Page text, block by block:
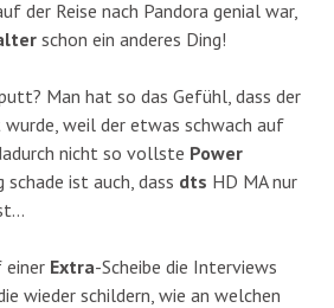
der Reise nach Pandora genial war,
schon ein anderes Ding!
Man hat so das Gefühl, dass der
weil der etwas schwach auf
nicht so vollste Power
ist auch, dass dts HD MA nur
einer Extra-Scheibe die Interviews
wieder schildern, wie an welchen